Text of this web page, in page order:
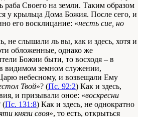
раба Своего на земли. Таким образом
у крыльца Дома Божия. После сего, и
его восклицание: «несть сие, но
не слышали ль вы, как и здесь, хотя и
обложенные, однако же
Божии быти, то восходя – в
видимом земном служении,
небесному, и возвещали Ему
Твой»? (Пс. 92:2) Как и здесь,
и призывали оное: «воскресни
(Пс. 131:8) Как и здесь, не однократно
князи своя», то есть, открыться